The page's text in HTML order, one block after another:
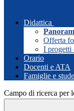
Didattica
Offerta
I progetti
Orario
Docenti e ATA
Famiglie e
Campo di ricerca per